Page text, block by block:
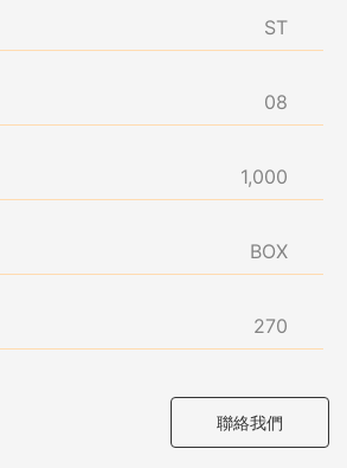
ST
08
1,000
BOX
270
聯絡我們